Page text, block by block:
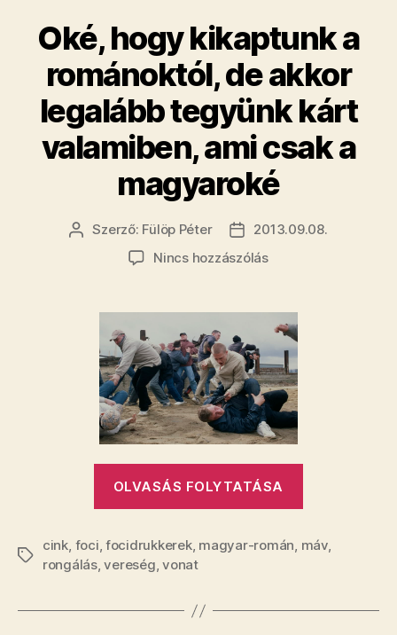
bejegyzéshez
online
jegy
láttán
bírságol”
Oké, hogy kikaptunk a
románoktól, de akkor
legalább tegyünk kárt
valamiben, ami csak a
magyaroké
Bejegyzés
Szerző: Fülöp Péter
Bejegyzés
dátuma
2013.09.08.
Nincs hozzászólása(z)
kikaptunk
a
románoktól,
de
akkor
legalább
tegyünk
ami
csak
magyaroké
OLVASÁS FOLYTATÁSA
a
Címkék
cink, foci, focidrukkerek, magyar-román, máv,
rongálás,vereség,vonat